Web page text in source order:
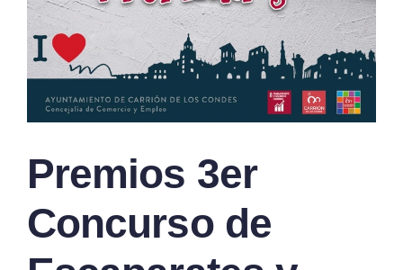
Premios 3er
Concurso de